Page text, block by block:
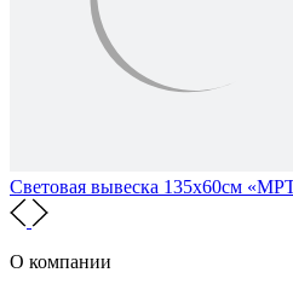
Световая вывеска 135х60см
О компании